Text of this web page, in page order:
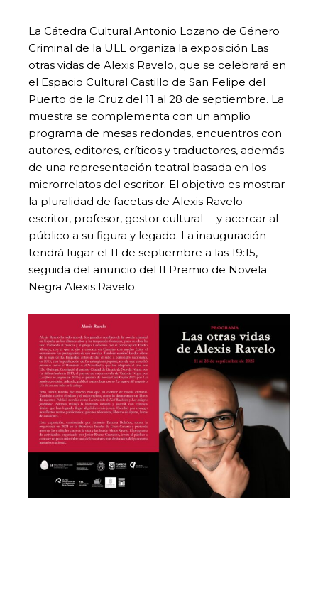
La Cátedra Cultural Antonio Lozano de Género
Criminal de la ULL organiza la exposición Las
otras vidas de Alexis Ravelo, que se celebrará en
el Espacio Cultural Castillo de San Felipe del
Puerto de la Cruz del 11 al 28 de septiembre. La
muestra se complementa con un amplio
programa de mesas redondas, encuentros con
autores, editores, críticos y traductores, además
de una representación teatral basada en los
microrrelatos del escritor. El objetivo es mostrar
la pluralidad de facetas de Alexis Ravelo —
escritor, profesor, gestor cultural— y acercar al
público a su figura y legado. La inauguración
tendrá lugar el 11 de septiembre a las 19:15,
seguida del anuncio del II Premio de Novela
Negra Alexis Ravelo.